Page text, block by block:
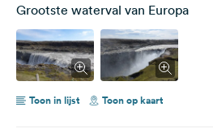
Grootste waterval van Europa
Toon in lijst Toon op kaart